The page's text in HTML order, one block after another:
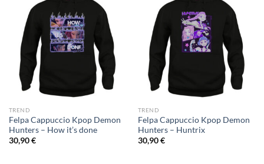
TREND
Felpa Cappuccio Kpop Demon
Hunters – How it’s done
30,90€
TREND
Felpa Cappuccio Kpop Demon
Hunters – Huntrix
30,90€